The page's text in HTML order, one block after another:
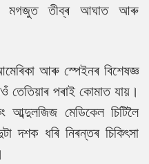
মগজুত তীব্ৰ আঘাত আৰু
আৰু স্পেইনৰ বিশেষজ্ঞ
তেতিয়াৰ পৰাই কোমাত যায়।
আব্দুলজিজ মেডিকেল চিটিলৈ
দশক ধৰি নিৰন্তৰ চিকিৎসা